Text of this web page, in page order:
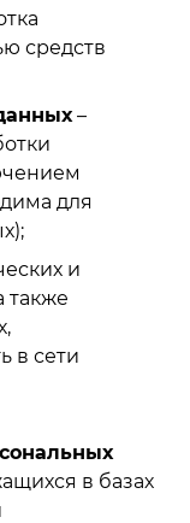
средств
–
для
и
также
в сети
в базах